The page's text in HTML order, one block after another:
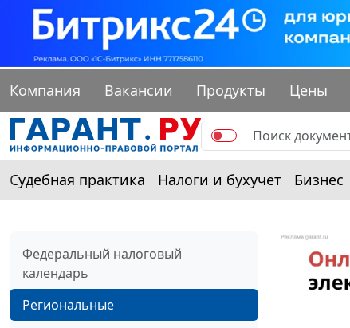
Компания Вакансии Продукты Цены
Судебная практика Налоги и бухучет Бизнес
Федеральный налоговый
календарь
Региональные